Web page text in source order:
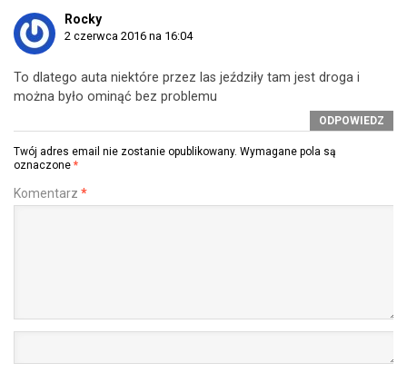
Rocky
2 czerwca 2016 na 16:04
To dlatego auta niektóre przez las jeździły tam jest droga i
można było ominąć bez problemu
ODPOWIEDZ
Twój adres email nie zostanie opublikowany. Wymagane pola są
oznaczone *
Komentarz *